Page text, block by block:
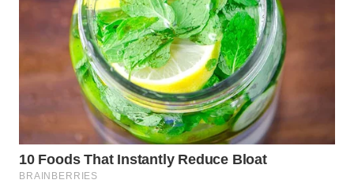
WN
BINTAN
MANDALIKA
LIKUPANG
WN